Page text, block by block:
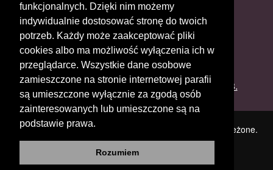
funkcjonalnych. Dzięki nim możemy
indywidualnie dostosować stronę do twoich
potrzeb. Każdy może zaakceptować pliki
cookies albo ma możliwość wyłączenia ich w
przeglądarce. Wszystkie dane osobowe
zamieszczone na stronie internetowej parafii
są umieszczone wyłącznie za zgodą osób
zainteresowanych lub umieszczone są na
podstawie prawa.
Rozumiem
ParafiaNazwa@gmail.com
Ks. Proboszcz (telefon parafialny): 48 3771008.
Copyright © Realizacja profetoIT. Wszelkie prawa zastrzeżone.